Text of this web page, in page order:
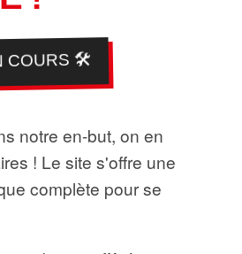
COURS 🛠️
notre en-but, on en
! Le site s'offre une
complète pour se